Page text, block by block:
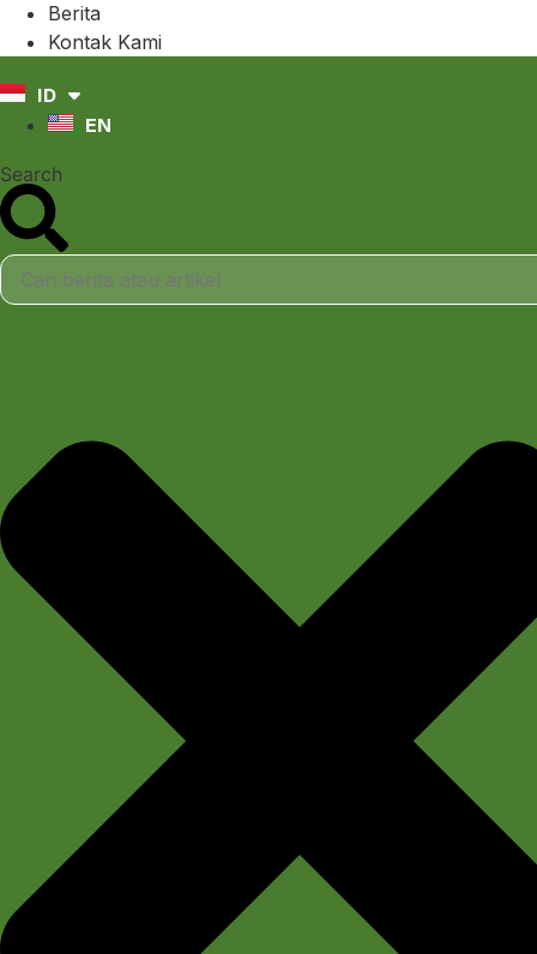
Berita
Kontak Kami
ID
EN
Search